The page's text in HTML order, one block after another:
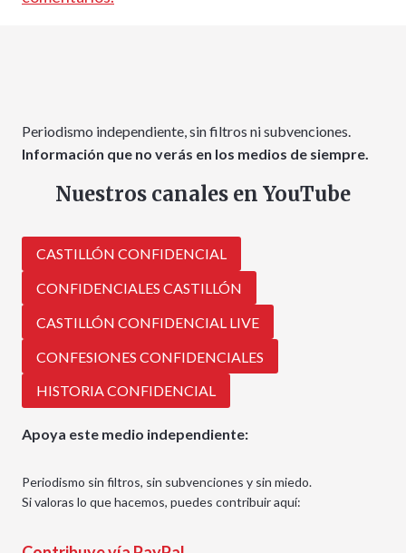
Periodismo independiente, sin filtros ni subvenciones.
Información que no verás en los medios de siempre.
Nuestros canales en YouTube
CASTILLÓN CONFIDENCIAL
CONFIDENCIALES CASTILLÓN
CASTILLÓN CONFIDENCIAL LIVE
CONFESIONES CONFIDENCIALES
HISTORIA CONFIDENCIAL
Apoya este medio independiente:
Periodismo sin filtros, sin subvenciones y sin miedo.
Si valoras lo que hacemos, puedes contribuir aquí: